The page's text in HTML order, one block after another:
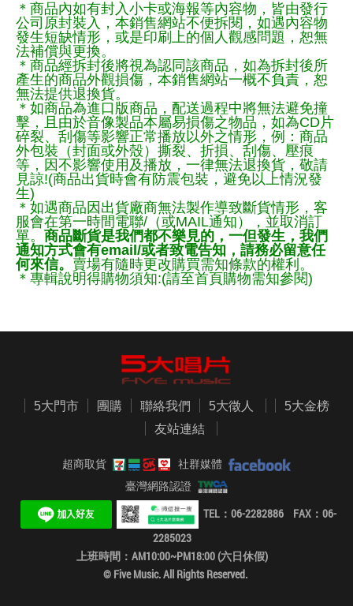
＊商品內如有封入小卡或海報等內容物，皆由發行
公司原封裝入，本銷售網站不便拆閱，如遇內容物
發生短缺情形，或是印刷上的個人觀感問題，恕無
法補償與更換。
＊商品經拆封後將視為認同該商品，如為拆封後所
產生的商品外觀損傷，本銷售網站一概不負責，恕
無法提供退換貨。
＊如商品為進口版商品，配送過程中將無法避免撞
擊，且由於音像製品本屬易損傷之物品，如為CD片
碎裂、刮傷等影響正常播放以外之情形，例：商品
外包裝（封面或外殼）撕裂、折損、刮傷、壓痕
等，因不影響使用及播放，一律無法退換貨，敬請
見諒!(商品出貨時會有防震包裝，避免以上情況發
生)
＊如遇商品因出貨廠商無法製作導致斷貨情形，客
服會在第一時間電聯/（或MAIL通知），並取消訂
單。 商品斷貨是我們都不樂見的，一但發生，我們
通知方式會有email/或者致電告知，請務必留意任
何來信。 賣場有隨時更改購買需知條款的權利。
＊專輯說明得購物須知:(請至首頁購物需知參閱)
5大門市 團購 聯絡我們 5大徵人
5大金榜
友站連結
超商取貨
社群媒體
臺灣網路認證
TEL：06-2282886 FAX：06-
2285023
上班時間：AM10:00~PM18:00 (六日休假)
© Five Music. All Rights Reserved.